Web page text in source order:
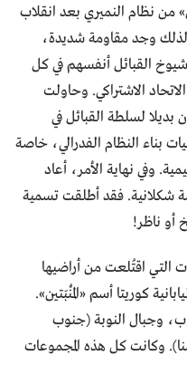
من نظام النميري بعد انقلاب
فوقيا، لذلك وجد مقاومة شديدة،
شيوخ القبائل أنفسهم في كل
الاشتراكي. وحاولت
بديلا لسلطة القبائل في
بناء النظام الفدرالي، خاصة
وفي نهاية الأمر، أعاد
شكلانية. فقد أطلقت تسمية
أو ناظر!
التي اقتُلعت من أراضيها
كوريتا أسم «المُنْبَتين».
وجبال النوبة (جنوب
وكانت كل هذه المجموعات